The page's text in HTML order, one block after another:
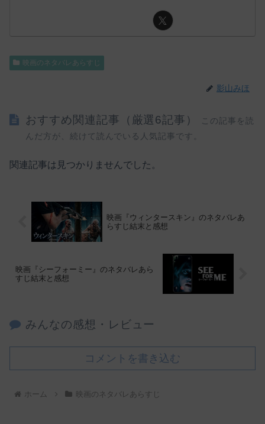
映画のネタバレあらすじ
影山みほ
おすすめ関連記事（厳選6記事）
この記事を読
んだ方が、続けて読んでいる人気記事です。
関連記事は見つかりませんでした。
映画『ウィンタースキン』のネタバレあ
らすじ結末と感想
映画『シーフォーミー』のネタバレあら
すじ結末と感想
みんなの感想・レビュー
コメントを書き込む
ホーム 映画のネタバレあらすじ